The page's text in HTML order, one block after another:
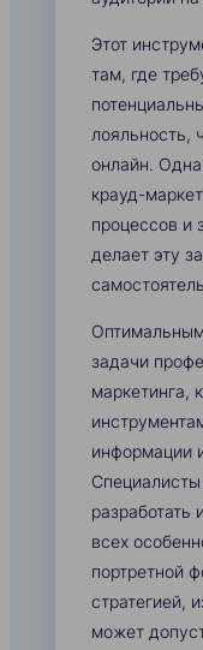
Этот
там, где
лояльность,
онлайн.
крауд-
процессов и
делает эту
задачи
маркетинга,
информации
разработать
всех
портретной
стратегией,
может